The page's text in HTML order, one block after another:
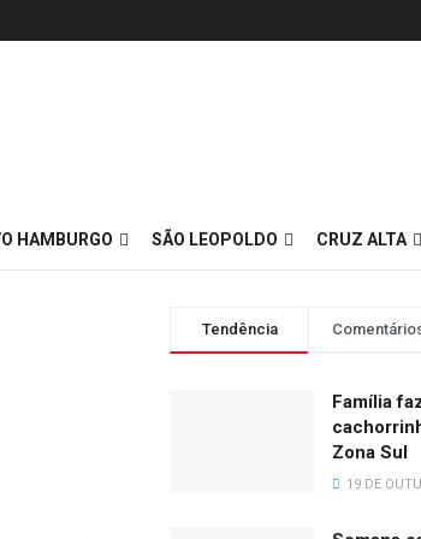
HAMBURGO SÃO LEOPOLDO CRUZ ALTA
Tendência
Família
Zona Sul
19 DE